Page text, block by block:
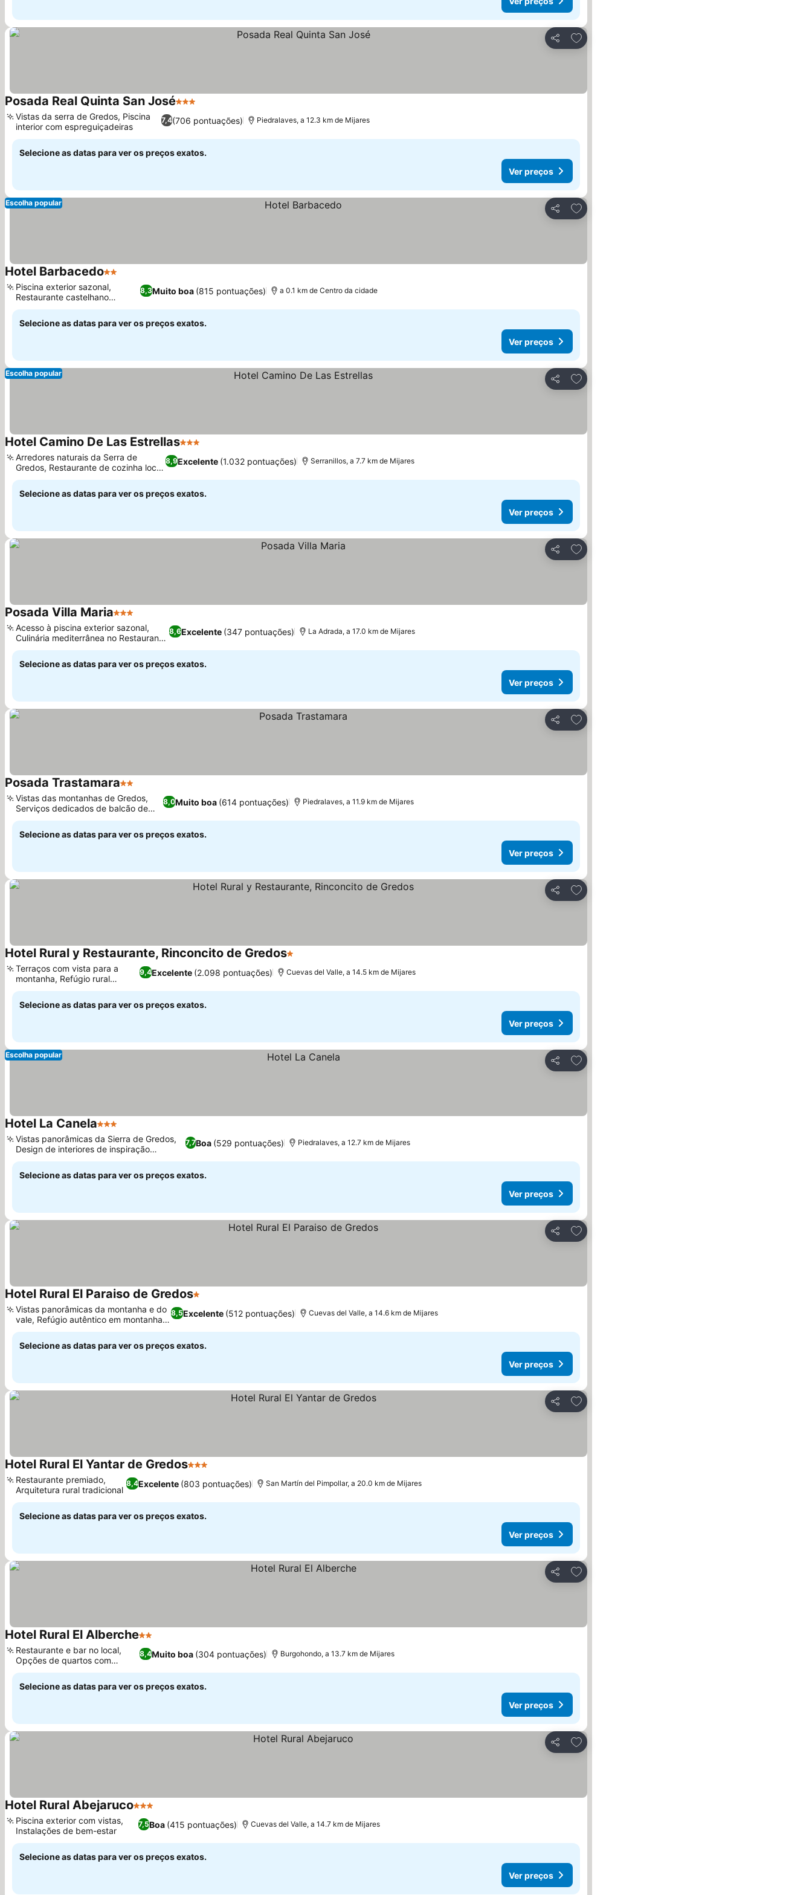
Partilhar
Adicionar aos favoritos
Posada Real Quinta San José3 Estrelas
7,4(706 pontuações)
Vistas da serra de Gredos, Piscina
interior com espreguiçadeiras
Piedralaves, a 12.3 km de Mijares
Selecione as datas para ver os preços exatos.
Ver preços
Partilhar
Adicionar aos favoritos
Escolha popular
Hotel Barbacedo2 Estrelas
8,3Muito boa (815 pontuações)
Piscina exterior sazonal,
Restaurante castelhano
tradicional
a 0.1 km de Centro da cidade
Selecione as datas para ver os preços exatos.
Ver preços
Partilhar
Adicionar aos favoritos
Escolha popular
Hotel Camino De Las Estrellas3 Estrelas
8,9Excelente (1.032 pontuações)
Arredores naturais da Serra de
Gredos, Restaurante de cozinha local
autêntica
Serranillos, a 7.7 km de Mijares
Selecione as datas para ver os preços exatos.
Ver preços
Partilhar
Adicionar aos favoritos
Posada Villa Maria3 Estrelas
8,6Excelente (347 pontuações)
Acesso à piscina exterior sazonal,
Culinária mediterrânea no Restaurante
El Aula
La Adrada, a 17.0 km de Mijares
Selecione as datas para ver os preços exatos.
Ver preços
Partilhar
Adicionar aos favoritos
Posada Trastamara2 Estrelas
8,0Muito boa (614 pontuações)
Vistas das montanhas de Gredos,
Serviços dedicados de balcão de
turismo
Piedralaves, a 11.9 km de Mijares
Selecione as datas para ver os preços exatos.
Ver preços
Partilhar
Adicionar aos favoritos
Hotel Rural y Restaurante, Rinconcito de Gredos1 Estrelas
9,4Excelente (2.098 pontuações)
Terraços com vista para a
montanha, Refúgio rural
acessível
Cuevas del Valle, a 14.5 km de Mijares
Selecione as datas para ver os preços exatos.
Ver preços
Partilhar
Adicionar aos favoritos
Escolha popular
Hotel La Canela3 Estrelas
7,7Boa (529 pontuações)
Vistas panorâmicas da Sierra de Gredos,
Design de interiores de inspiração
japonesa
Piedralaves, a 12.7 km de Mijares
Selecione as datas para ver os preços exatos.
Ver preços
Partilhar
Adicionar aos favoritos
Hotel Rural El Paraiso de Gredos1 Estrelas
8,5Excelente (512 pontuações)
Vistas panorâmicas da montanha e do
vale, Refúgio autêntico em montanha
rural
Cuevas del Valle, a 14.6 km de Mijares
Selecione as datas para ver os preços exatos.
Ver preços
Partilhar
Adicionar aos favoritos
Hotel Rural El Yantar de Gredos3 Estrelas
8,4Excelente (803 pontuações)
Restaurante premiado,
Arquitetura rural tradicional
San Martín del Pimpollar, a 20.0 km de Mijares
Selecione as datas para ver os preços exatos.
Ver preços
Partilhar
Adicionar aos favoritos
Hotel Rural El Alberche2 Estrelas
8,4Muito boa (304 pontuações)
Restaurante e bar no local,
Opções de quartos com
terraço
Burgohondo, a 13.7 km de Mijares
Selecione as datas para ver os preços exatos.
Ver preços
Partilhar
Adicionar aos favoritos
Hotel Rural Abejaruco3 Estrelas
7,5Boa (415 pontuações)
Piscina exterior com vistas,
Instalações de bem-estar
Cuevas del Valle, a 14.7 km de Mijares
Selecione as datas para ver os preços exatos.
Ver preços